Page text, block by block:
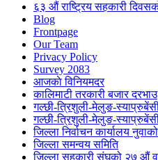
६३ औं राष्ट्रिय सहकारी
Blog
Frontpage
Our Team
Privacy Policy
Survey 2083
आजकाे विनियमदर
कालिमाटी तरकारी बजार दरभाउ
गल्छी-त्रिशुली-मेलुङ-
गल्छी-त्रिशुली-मेलुङ-
जिल्ला निर्वाचन कार्यालय
जिल्ला समन्वय समिति
जिल्ला सहकारी संघको २७ औं